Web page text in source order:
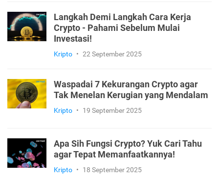
Langkah Demi Langkah Cara Kerja
Crypto - Pahami Sebelum Mulai
Investasi!
Kripto • 22 September 2025
Waspadai 7 Kekurangan Crypto agar
Tak Menelan Kerugian yang Mendalam
Kripto • 19 September 2025
Apa Sih Fungsi Crypto? Yuk Cari Tahu
agar Tepat Memanfaatkannya!
Kripto • 18 September 2025